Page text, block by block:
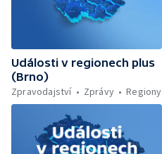
Události v regionech plus
(Brno)
Zpravodajství
Zprávy Regiony